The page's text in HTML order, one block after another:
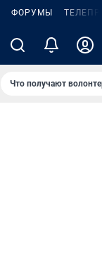
ФОРУМЫ
Что получают